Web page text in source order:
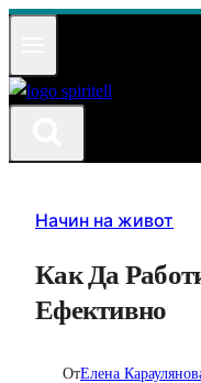
Към
Начин на живот
Как Да
Ефективно
ОтЕлена